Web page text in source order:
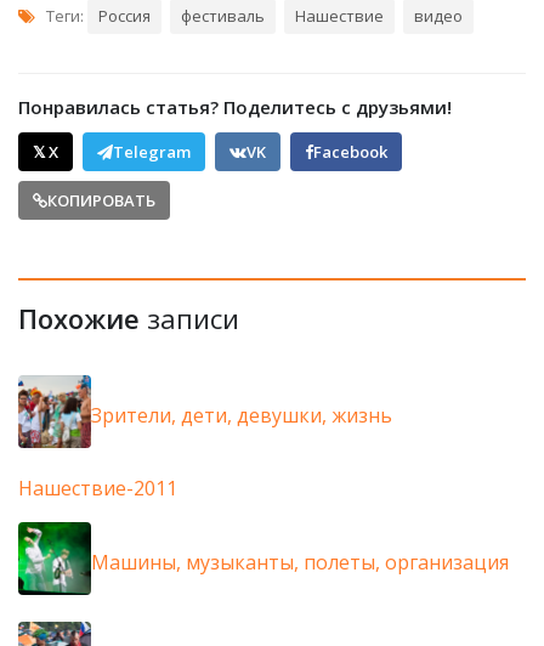
Теги: Россия фестиваль Нашествие видео
Понравилась статья? Поделитесь с друзьями!
𝕏 X Telegram VK Facebook
КОПИРОВАТЬ
Похожие записи
Зрители, дети, девушки, жизнь
Нашествие-2011
Машины, музыканты, полеты, организация